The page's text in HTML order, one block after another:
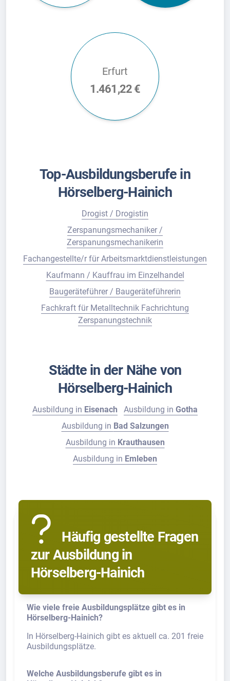
Erfurt
1.461,22 €
Top-Ausbildungsberufe in
Hörselberg-Hainich
Drogist / Drogistin
Zerspanungsmechaniker /
Zerspanungsmechanikerin
Fachangestellte/r für Arbeitsmarktdienstleistungen
Kaufmann / Kauffrau im Einzelhandel
Baugeräteführer / Baugeräteführerin
Fachkraft für Metalltechnik Fachrichtung
Zerspanungstechnik
Städte in der Nähe von
Hörselberg-Hainich
Ausbildung in Eisenach Ausbildung in Gotha
Ausbildung in Bad Salzungen
Ausbildung in Krauthausen
Ausbildung in Emleben
Häufig gestellte Fragen
zur Ausbildung in
Hörselberg-Hainich
Wie viele freie Ausbildungsplätze gibt es in
Hörselberg-Hainich?
In Hörselberg-Hainich gibt es aktuell ca. 201 freie
Ausbildungsplätze.
Welche Ausbildungsberufe gibt es in